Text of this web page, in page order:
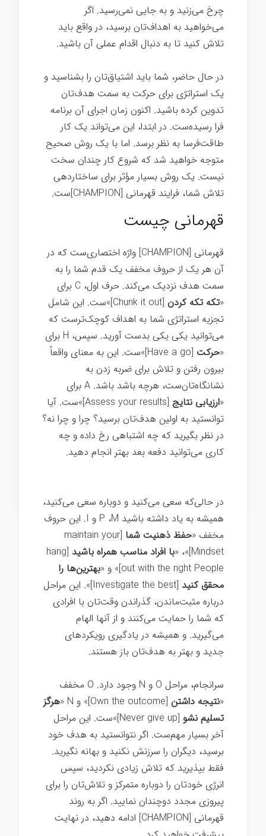
چرخ می‌زنید و به جایی نمی‌رسید. اگر
می‌خواهید به اهداف‌تان برسید، در واقع باید
تلاش کنيد تا به دنبال اقدام عملی آن باشید.
در حال حاضر، شما باید اشتیاق‌تان را بشناسید و
یک استراتژی برای حرکت به سمت هدف‌تان
تدوین کرده باشید. اکنون زمان اجرای آن برنامه
فرا رسیده‌ست. در ابتدا، این می‌تواند یک کار
طاقت‌فرسا به نظر برسد. اما با یک روش صحیح
متوجه خواهید شد که شروع کار چندان سخت
نیست. یک روش بسیار مؤثر برای ساختاردهی
تلاش شما، فرایند قهرمانی [CHAMPION]ست.
قهرمانی چیست
قهرمانی [CHAMPION] واژه اختصاری‌ست که در
آن هر یک از حروف مخفف یک قدم شما را به
سمت هدف نزدیک می‌کند. حرف اول، C برای
«تکه تکه کردن
[Chunk it out]»ست. این شامل
تجزیه استراتژی شما به اهداف کوچک‌ترست که
می‌توانید یکی یکی بدست آورید. سپس، H برای
«حرکت
[Have a go]»ست. این به معنای واقعاً
بیرون رفتن و تلاش برای ضربه زدن به
نشانگاه‌تان‌ست، هرچه باشد باشد. A برای
«ارزیابی نتایج
[Assess your results]»ست. آیا
توانستید به اولین هدف‌تان برسید؟ چرا و چرا نه؟
در نظر بگیرید که چه اشتباهی رخ داده و چه
کاری می‌توانید دفعه بعد بهتر انجام دهید.
در حالی‌که سعی می‌کنید و دوباره سعی می‌کنید،
همیشه به یاد داشته باشید P ،M و I. این حروف
مخفف «حفظ ذهنیت شما [
maintain your
Mindset]»، «با افراد مناسب همراه باشید [h
ang
out with the right People]» و «بهترین‌ها را
محقق کنيد [
Investigate the best]». این مراحل
درباره مثبت‌ماندن، گذراندن وقت‌تان با افرادی
که شما را حمایت می‌کنند و از آنها الهام
می‌گیرید. و همیشه در یادگیری رویکردهای
جدید و بهتر به هدف‌تان باز هستند.
سرانجام، مراحل O و N وجود دارد. O مخفف
«نتیجه داشتن [
Own the outcome]» و N «
هرگز
تسلیم نشو [
Never give up]»ست. این مراحل
آخر بسیار مهم‌ست. اگر نتوانستید به هدف خود
برسید، دیگران را سرزنش نکنید و بهانه نگیرید.
فقط بپذیرید که تلاش زیادی نکردید، سپس
انرژی خودتان را دوباره متمرکز و تلاش‌تان را برای
پیروزی مجدد دوچندان نمایید. اگر به روند
قهرمانی [CHAMPION] ادامه دهید، در نهایت